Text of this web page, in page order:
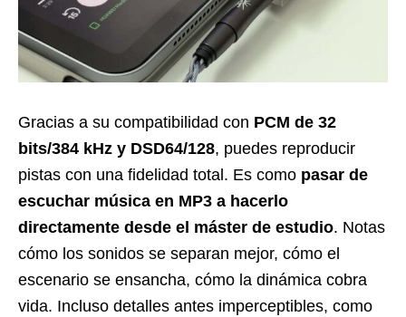
Gracias a su compatibilidad con PCM de 32
bits/384 kHz y DSD64/128, puedes reproducir
pistas con una fidelidad total. Es como pasar de
escuchar música en MP3 a hacerlo
directamente desde el máster de estudio. Notas
cómo los sonidos se separan mejor, cómo el
escenario se ensancha, cómo la dinámica cobra
vida. Incluso detalles antes imperceptibles, como